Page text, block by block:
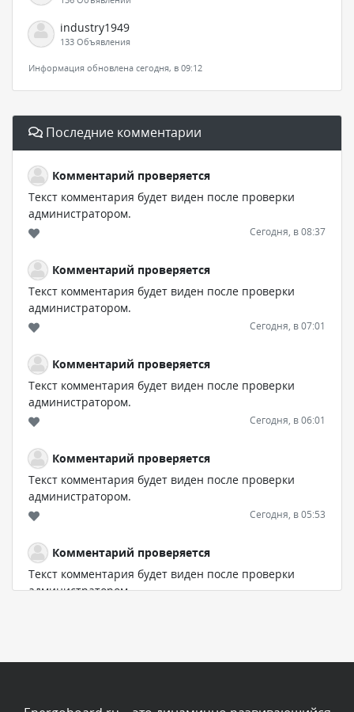
industry1949
133 Объявления
Информация обновлена сегодня, в 09:12
Последние комментарии
Комментарий проверяется
Текст комментария будет виден после проверки
администратором.
Сегодня, в 08:37
Комментарий проверяется
Текст комментария будет виден после проверки
администратором.
Сегодня, в 07:01
Комментарий проверяется
Текст комментария будет виден после проверки
администратором.
Сегодня, в 06:01
Комментарий проверяется
Текст комментария будет виден после проверки
администратором.
Сегодня, в 05:53
Комментарий проверяется
Текст комментария будет виден после проверки
администратором.